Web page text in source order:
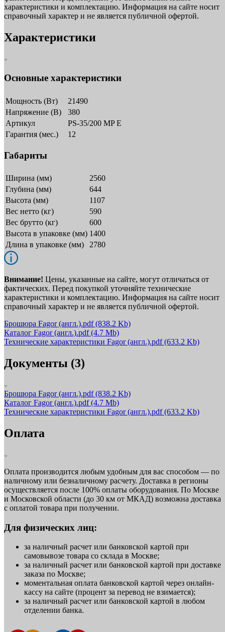
характеристики и комплектацию. Информация на сайте носит
справочный характер и не является публичной офертой.
Характеристики
Основные характеристики
Мощность (Вт)
21490
Напряжение (В)
380
Артикул
PS-35/200 MP E
Гарантия (мес.)
12
Габариты
Ширина (мм)
2560
Глубина (мм)
644
Высота (мм)
1107
Вес нетто (кг)
590
Вес брутто (кг)
600
Высота в упаковке (мм) 1400
Длина в упаковке (мм)
2780
Внимание! Цены, указанные на сайте, могут отличаться от
фактических. Перед покупкой уточняйте технические
характеристики и комплектацию. Информация на сайте носит
справочный характер и не является публичной офертой.
Брошюра Fagor (англ.).pdf(838.2 Kb)
Каталог Fagor (англ.).pdf(4.7 Mb)
Технические характеристики Fagor (англ.).pdf(633.2 Kb)
Документы (3)
Брошюра Fagor (англ.).pdf(838.2 Kb)
Каталог Fagor (англ.).pdf(4.7 Mb)
Технические характеристики Fagor (англ.).pdf(633.2 Kb)
Оплата
Оплата производится любым удобным для вас способом — по
наличному или безналичному расчету. Доставка в регионы
осуществляется после 100% оплаты оборудования. По Москве
и Московской области (до 30 км от МКАД) возможна доставка
с оплатой товара при получении.
Для физических лиц:
за наличный расчет или банковской картой при
самовывозе товара со склада в Москве;
за наличный расчет или банковской картой при доставке
заказа по Москве;
моментальная оплата банковской картой через онлайн-
кассу на сайте (процент за перевод не взимается);
за наличный расчет или банковской картой в любом
отделении банка.